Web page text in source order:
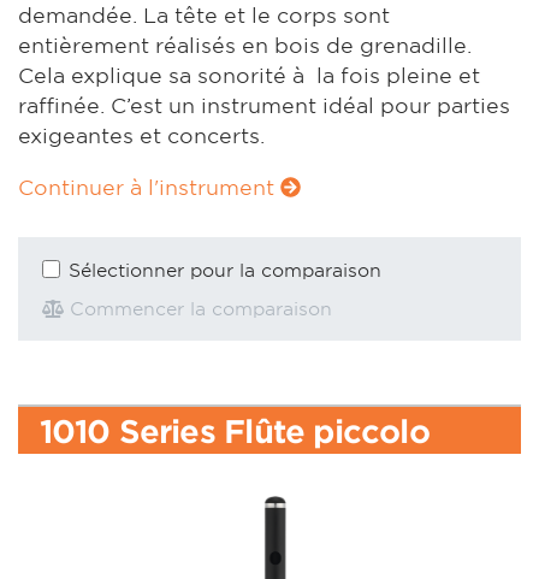
demandée. La tête et le corps sont
entièrement réalisés en bois de grenadille.
Cela explique sa sonorité à la fois pleine et
raffinée. C’est un instrument idéal pour parties
exigeantes et concerts.
Continuer à l'instrument
Sélectionner pour la comparaison
Commencer la comparaison
1010 Series Flûte piccolo